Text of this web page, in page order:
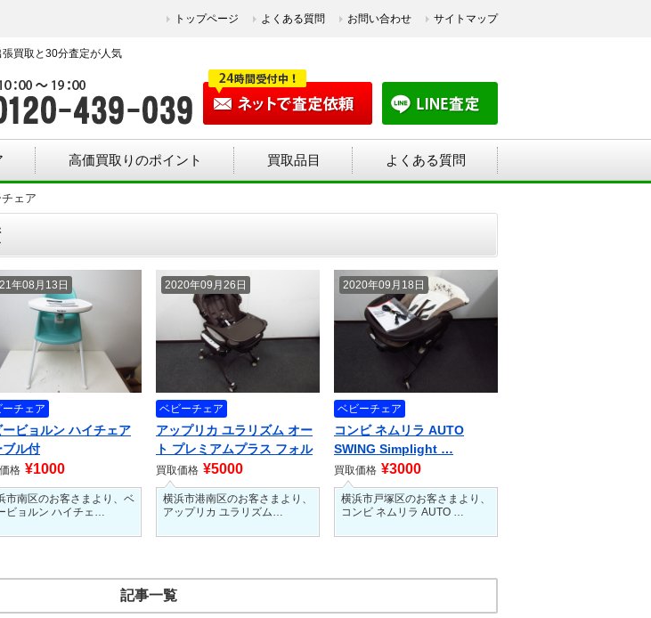
トップページ よくある質問 お問い合わせ サイトマップ
買取と30分査定が人気
高価買取りのポイント 買取品目 よくある質問
ェア
年08月13日
ーチェア
ービョルン ハイチェア
ブル付
格 ¥1000
市南区のお客さまより、ベ
ビョルン ハイチェ…
2020年09月26日
ベビーチェア
アップリカ ユラリズム オー
ト プレミアムプラス フォル
テシ…
買取価格 ¥5000
横浜市港南区のお客さまより、
アップリカ ユラリズム…
2020年09月18日
ベビーチェア
コンビ ネムリラ AUTO
SWING Simplight …
買取価格 ¥3000
横浜市戸塚区のお客さまより、
コンビ ネムリラ AUTO …
記事一覧